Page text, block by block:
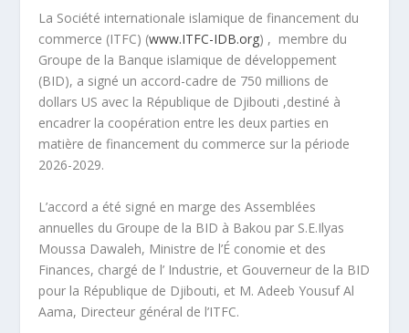
La Société internationale islamique de financement du
commerce (ITFC) (www.ITFC-IDB.org) , membre du
Groupe de la Banque islamique de développement
(BID), a signé un accord-cadre de 750 millions de
dollars US avec la République de Djibouti ,destiné à
encadrer la coopération entre les deux parties en
matière de financement du commerce sur la période
2026-2029.
L’accord a été signé en marge des Assemblées
annuelles du Groupe de la BID à Bakou par S.E.Ilyas
Moussa Dawaleh, Ministre de l’É conomie et des
Finances, chargé de l’ Industrie, et Gouverneur de la BID
pour la République de Djibouti, et M. Adeeb Yousuf Al
Aama, Directeur général de l’ITFC.